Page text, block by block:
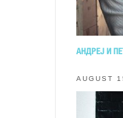
АНДРЕЈ И
AUGUST